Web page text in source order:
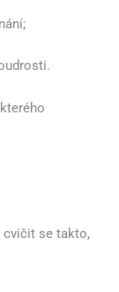
cvičit se takto,